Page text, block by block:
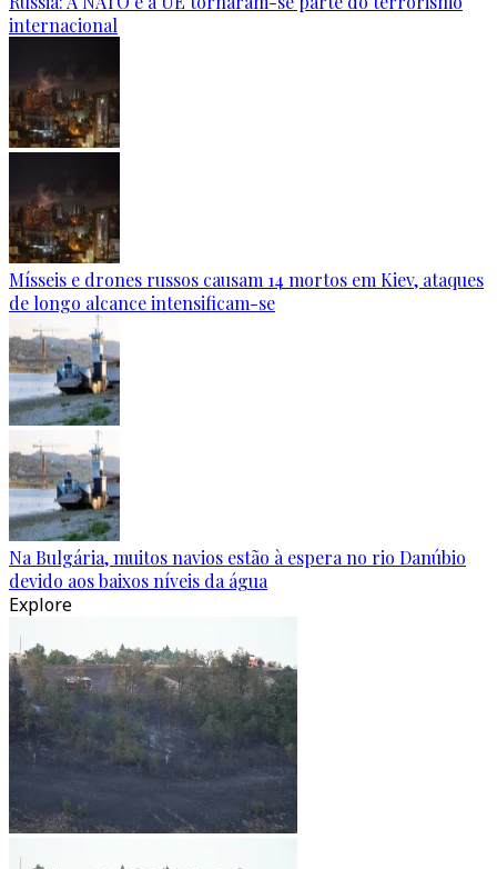
internacional
Mísseis e drones russos causam 14 mortos em Kiev, ataques
de longo alcance intensificam-se
Na Bulgária, muitos navios estão à espera no rio Danúbio
devido aos baixos níveis da água
Explore